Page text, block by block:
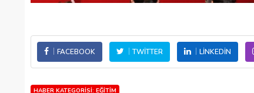
FACEBOOK TWITTER LINKEDIN
HABER KATEGORISI: EĞITIM